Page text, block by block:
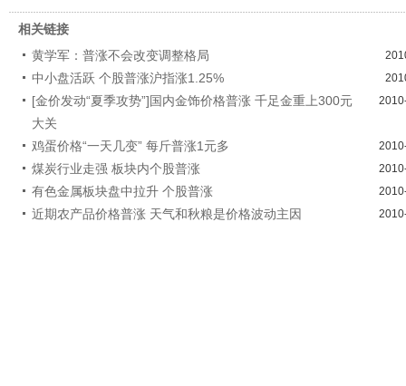
相关链接
黄学军：普涨不会改变调整格局
中小盘活跃 个股普涨沪指涨1.25%
[金价发动“夏季攻势”]国内金饰价格普涨 千足金重上300元
大关
鸡蛋价格“一天几变” 每斤普涨1元多
煤炭行业走强 板块内个股普涨
有色金属板块盘中拉升 个股普涨
近期农产品价格普涨 天气和秋粮是价格波动主因